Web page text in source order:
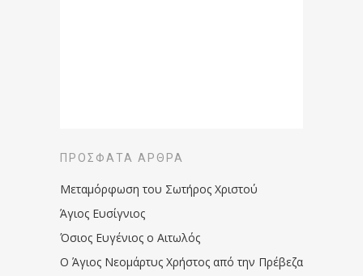
ΠΡΌΣΦΑΤΑ ΆΡΘΡΑ
Μεταμόρφωση του Σωτήρος Χριστού
Άγιος Ευσίγνιος
Όσιος Ευγένιος ο Αιτωλός
Ο Άγιος Νεομάρτυς Χρήστος από την Πρέβεζα